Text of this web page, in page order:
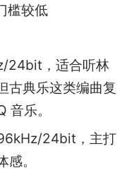
槛较低
24bit，适合听林
古典乐这类编曲复
音乐。
24bit，主打
。